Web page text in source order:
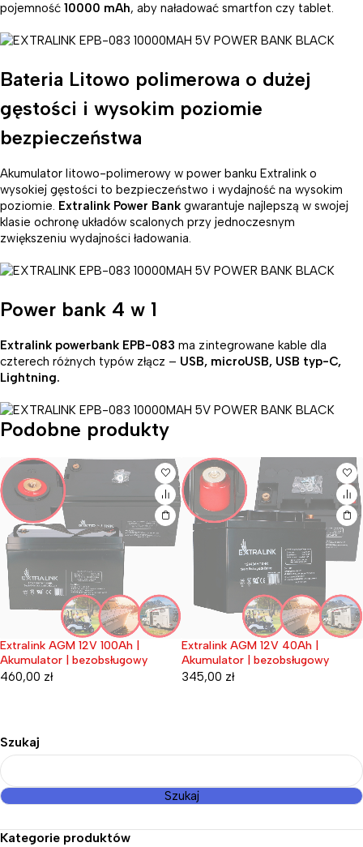
pojemność 10000 mAh, aby naładować smartfon czy tablet.
Bateria Litowo polimerowa o dużej
gęstości i wysokim poziomie
bezpieczeństwa
Akumulator litowo-polimerowy w power banku Extralink o
wysokiej gęstości to bezpieczeństwo i wydajność na wysokim
poziomie. Extralink Power Bank gwarantuje najlepszą w swojej
klasie ochronę układów scalonych przy jednoczesnym
zwiększeniu wydajności ładowania.
Power bank 4 w 1
Extralink powerbank EPB-083 ma zintegrowane kable dla
czterech różnych typów złącz – USB, microUSB, USB typ-C,
Lightning.
Podobne produkty
Wyprzedane
Extralink AGM 12V 100Ah |
Akumulator | bezobsługowy
460,00 zł
Wyprzedane
Extralink AGM 12V 40Ah |
Akumulator | bezobsługowy
345,00 zł
Szukaj
Szukaj
Kategorie produktów